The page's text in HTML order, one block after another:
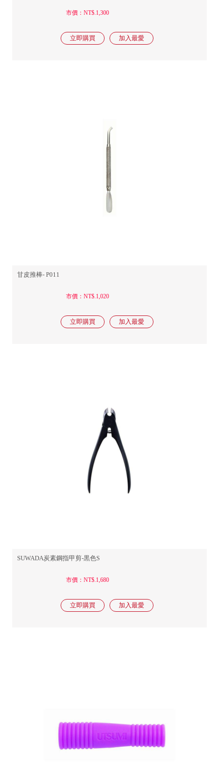
市價：NT$.1,300
甘皮推棒- P011
市價：NT$.1,020
SUWADA炭素鋼指甲剪-黒色S
市價：NT$.1,680